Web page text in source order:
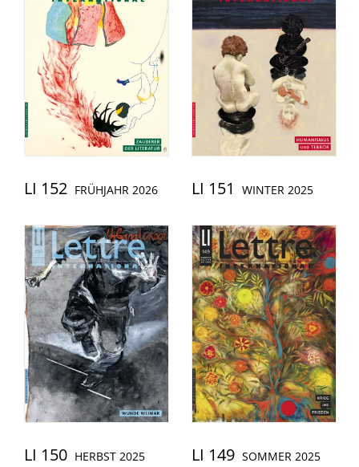
LI 152 FRÜHJAHR 2026 LI 151 WINTER 2025
LI 150 HERBST 2025 LI 149 SOMMER 2025